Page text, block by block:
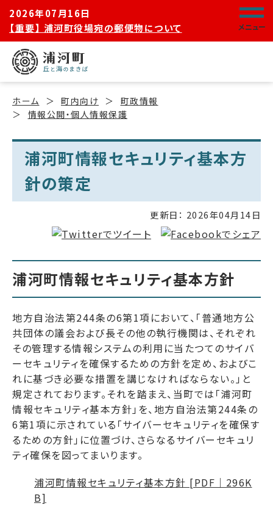
2026年07月16日
【重要】 浦河町役場宛の郵便物について
メニュー
ホーム 町内向け
町政情報
情報公開・個人情報保護
浦河町情報セキュリティ基本方
針の策定
更新日： 2026年04月14日
浦河町情報セキュリティ基本方針
地方自治法第244条の6第1項において、「普通地方公
共団体の議会および長その他の執行機関は、それぞれ
その管理する情報システムの利用に当たつてのサイバ
ーセキュリティを確保するための方針を定め、およびこ
れに基づき必要な措置を講じなければならない。」と
規定されております。それを踏まえ、当町では「浦河町
情報セキュリティ基本方針」を、地方自治法第244条の
6第1項に示されている「サイバーセキュリティを確保す
るための方針」に位置づけ、さらなるサイバーセキュリ
ティ確保を図ってまいります。
浦河町情報セキュリティ基本方針 [PDF｜296K
B]